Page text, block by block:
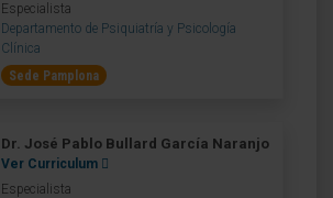
Especialista
Departamento de Psiquiatría y Psicología
Clínica
Sede Pamplona
Dr. José Pablo Bullard García Naranjo
Ver Curriculum
Especialista